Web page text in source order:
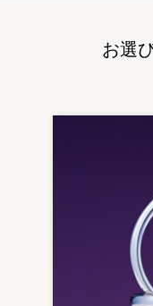
お選